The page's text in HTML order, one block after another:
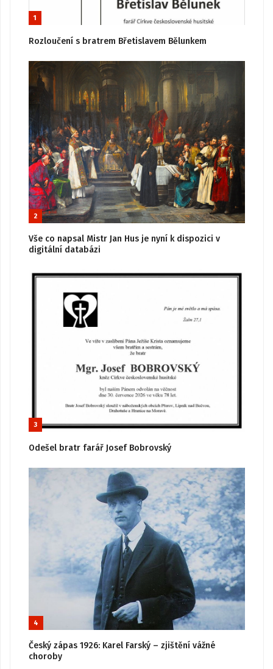
1
Rozloučení s bratrem Břetislavem Bělunkem
2
Vše co napsal Mistr Jan Hus je nyní k dispozici v
digitální databázi
3
Odešel bratr farář Josef Bobrovský
4
Český zápas 1926: Karel Farský – zjištění vážné
choroby